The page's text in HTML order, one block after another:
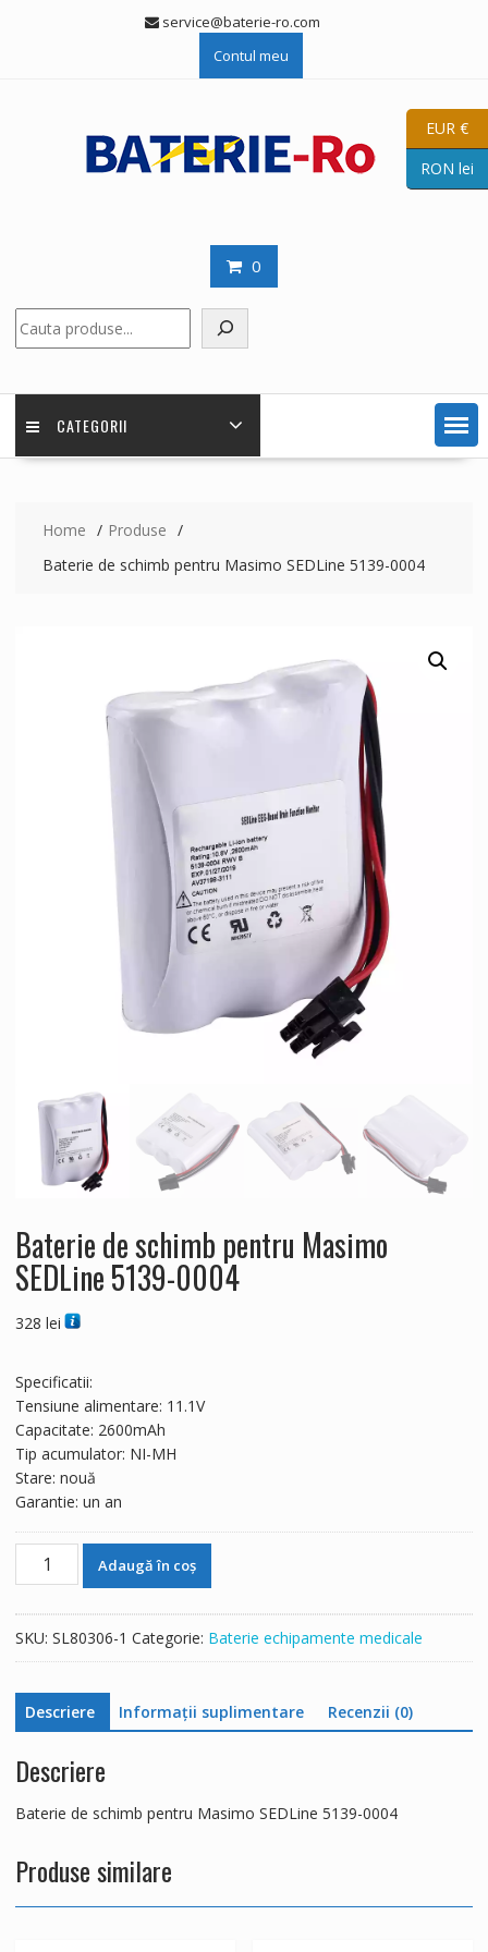
service@baterie-ro.com
Contul meu
0
CATEGORII
Home
Produse
Baterie de schimb pentru Masimo SEDLine 5139-0004
Baterie de schimb pentru Masimo
SEDLine 5139-0004
328 lei
Specificatii:
Tensiune alimentare: 11.1V
Capacitate: 2600mAh
Tip acumulator: NI-MH
Stare: nouă
Garantie: un an
Cantitate
Baterie
pentru
SEDLine
5139-
Adaugă în coș
SKU: SL80306-1 Categorie: Baterie echipamente medicale
Descriere Informații suplimentare Recenzii (0)
Descriere
Baterie de schimb pentru Masimo SEDLine 5139-0004
Produse similare
EUR €
RON lei